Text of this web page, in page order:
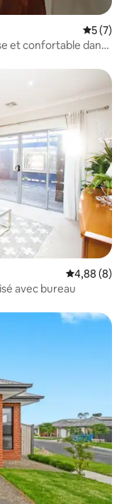
5 (7)
et confortable dans
Évaluation
4,88 (8)
avec bureau